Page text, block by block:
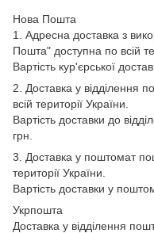
Нова Пошта
1. Адресна доставка з
Пошта" доступна по всій
Вартість кур'єрської
2. Доставка у відділення
всій території України.
Вартість доставки до
грн.
3. Доставка у поштомат
території України.
Вартість доставки у
Укрпошта
Доставка у відділення